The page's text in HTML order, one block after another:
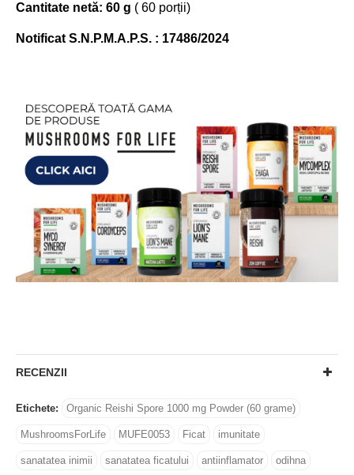
Cantitate netă: 60 g ( 60 porții)
Notificat S.N.P.M.A.P.S. : 17486/2024
RECENZII
Etichete: Organic Reishi Spore 1000 mg Powder (60 grame)
MushroomsForLife MUFE0053 Ficat imunitate
sanatatea inimii sanatatea ficatului antiinflamator odihna